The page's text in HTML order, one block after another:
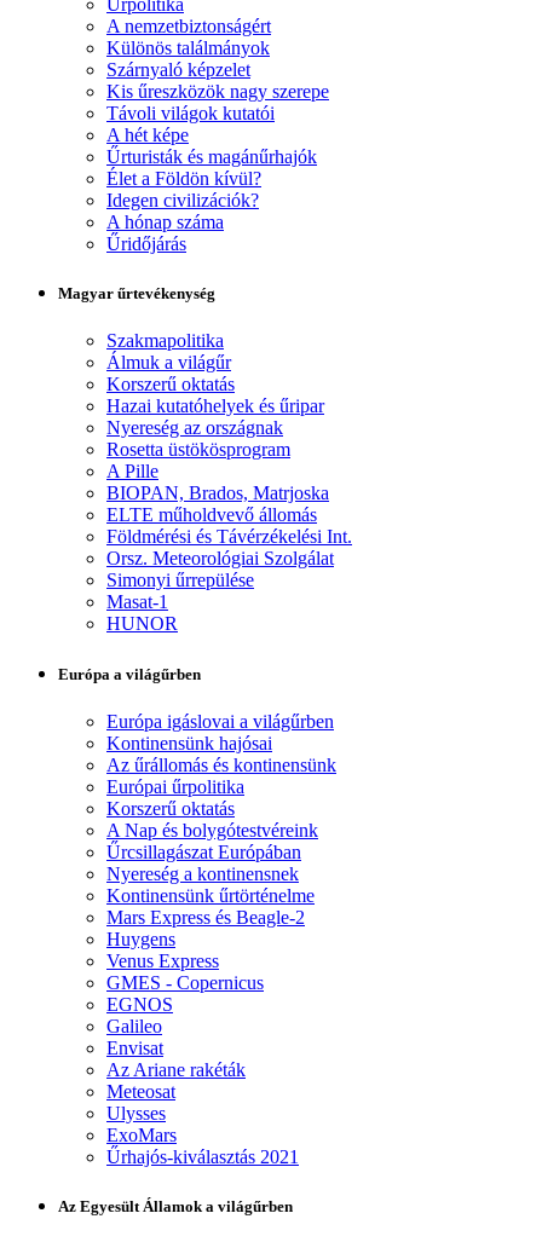
Űrpolitika
A nemzetbiztonságért
Különös találmányok
Szárnyaló képzelet
Kis űreszközök nagy szerepe
Távoli világok kutatói
A hét képe
Űrturisták és magánűrhajók
Élet a Földön kívül?
Idegen civilizációk?
A hónap száma
Űridőjárás
Magyar űrtevékenység
Szakmapolitika
Álmuk a világűr
Korszerű oktatás
Hazai kutatóhelyek és űripar
Nyereség az országnak
Rosetta üstökösprogram
A Pille
BIOPAN, Brados, Matrjoska
ELTE műholdvevő állomás
Földmérési és Távérzékelési Int.
Orsz. Meteorológiai Szolgálat
Simonyi űrrepülése
Masat-1
HUNOR
Európa a világűrben
Európa igáslovai a világűrben
Kontinensünk hajósai
Az űrállomás és kontinensünk
Európai űrpolitika
Korszerű oktatás
A Nap és bolygótestvéreink
Űrcsillagászat Európában
Nyereség a kontinensnek
Kontinensünk űrtörténelme
Mars Express és Beagle-2
Huygens
Venus Express
GMES - Copernicus
EGNOS
Galileo
Envisat
Az Ariane rakéták
Meteosat
Ulysses
ExoMars
Űrhajós-kiválasztás 2021
Az Egyesült Államok a világűrben